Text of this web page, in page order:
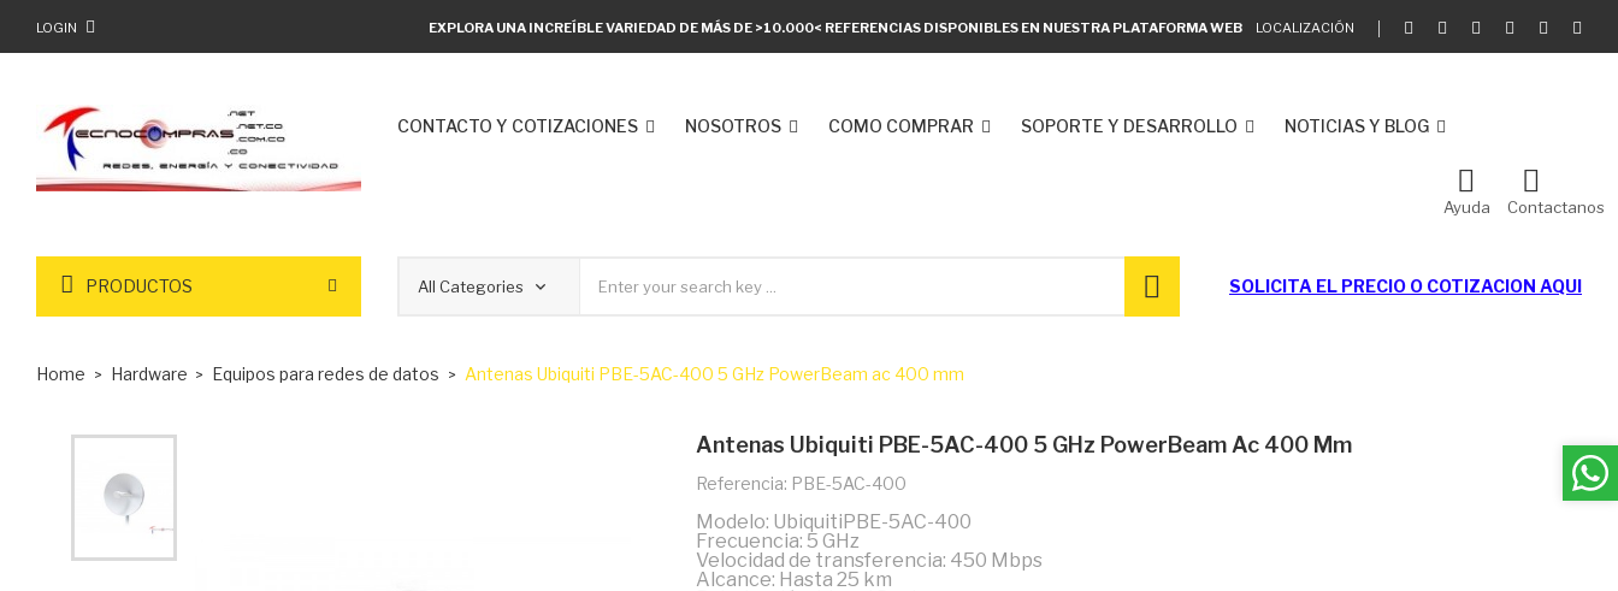
EXPLORA UNA INCREÍBLE VARIEDAD DE MÁS DE >10.000< REFERENCIAS DISPONIBLES EN NUESTRA PLATAFORMA WEB LOCALIZACIÓN
LOGIN
CONTACTO Y COTIZACIONES NOSOTROS COMO COMPRAR SOPORTE Y DESARROLLO NOTICIAS Y BLOG
Ayuda Contactanos
PRODUCTOS SOLICITA EL PRECIO O COTIZACION AQUI
Home Hardware Equipos para redes de datos Antenas Ubiquiti PBE-5AC-400 5 GHz PowerBeam ac 400 mm
Antenas Ubiquiti PBE-5AC-400 5 GHz PowerBeam Ac 400 Mm
Referencia: PBE-5AC-400
Modelo: UbiquitiPBE-5AC-400
Frecuencia: 5 GHz
Velocidad de transferencia: 450 Mbps
Alcance: Hasta 25 km